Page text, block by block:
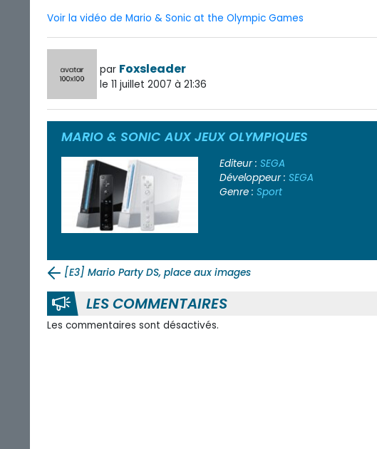
Voir la vidéo de Mario & Sonic at the Olympic Games
par Foxsleader
le 11 juillet 2007 à 21:36
MARIO & SONIC AUX JEUX OLYMPIQUES
Editeur : SEGA
Développeur : SEGA
Genre : Sport
[E3] Mario Party DS, place aux images
LES COMMENTAIRES
Les commentaires sont désactivés.